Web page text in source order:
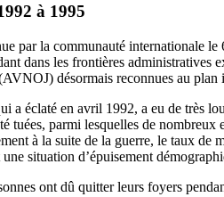
à 1995
par la communauté internationale
dans les frontières administratives
désormais reconnues au plan
a éclaté en avril 1992, a eu de très
tuées, parmi lesquelles de
à la suite de la guerre, le taux de
situation d’épuisement
ont dû quitter leurs foyers